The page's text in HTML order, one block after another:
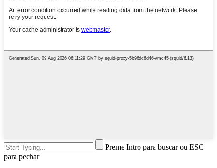
Preme Intro para buscar ou ESC
para pechar